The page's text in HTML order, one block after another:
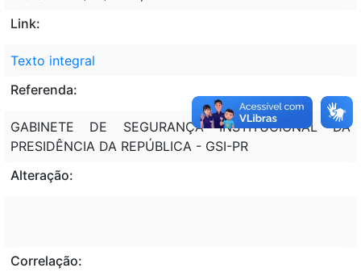
Link:
Texto integral
Referenda:
GABINETE DE SEGURANÇA INSTITUCIONAL DA
PRESIDÊNCIA DA REPÚBLICA - GSI-PR
Alteração:
Correlação: